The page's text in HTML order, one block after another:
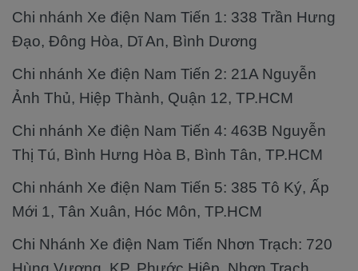
Chi nhánh Xe điện Nam Tiến 1: 338 Trần Hưng
Đạo, Đông Hòa, Dĩ An, Bình Dương
Chi nhánh Xe điện Nam Tiến 2: 21A Nguyễn
Ảnh Thủ, Hiệp Thành, Quận 12, TP.HCM
Chi nhánh Xe điện Nam Tiến 4: 463B Nguyễn
Thị Tú, Bình Hưng Hòa B, Bình Tân, TP.HCM
Chi nhánh Xe điện Nam Tiến 5: 385 Tô Ký, Ấp
Mới 1, Tân Xuân, Hóc Môn, TP.HCM
Chi Nhánh Xe điện Nam Tiến Nhơn Trạch: 720